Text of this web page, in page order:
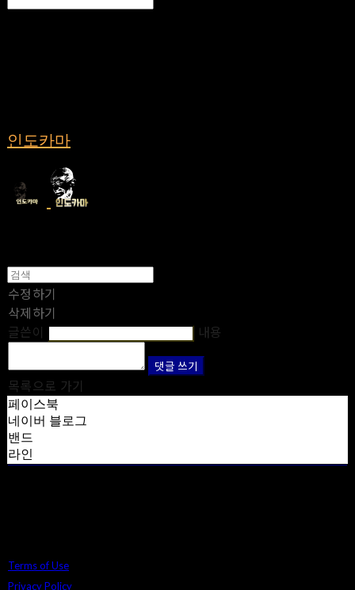
인도카마
수정하기
삭제하기
글쓴이
내용
댓글 쓰기
목록으로 가기
페이스북
네이버 블로그
밴드
라인
Terms of Use
Privacy Policy